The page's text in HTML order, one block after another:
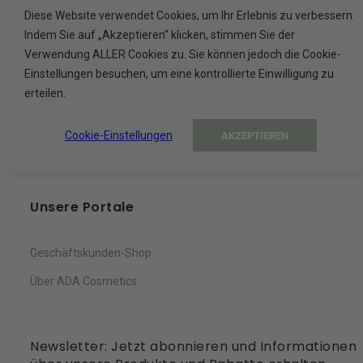
Service
Kontakt
Wunschliste
Unsere Portale
Geschäftskunden-Shop
Über ADA Cosmetics
Newsletter: Jetzt abonnieren und Informationen
Diese Website verwendet Cookies, um Ihr Erlebnis zu verbessern.
Indem Sie auf „Akzeptieren“ klicken, stimmen Sie der
Verwendung ALLER Cookies zu. Sie können jedoch die Cookie-
Einstellungen besuchen, um eine kontrollierte Einwilligung zu
erteilen.
Cookie-Einstellungen AKZEPTIEREN